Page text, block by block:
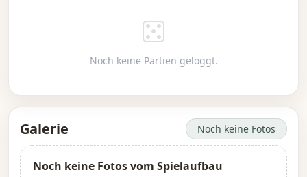
Noch keine Partien geloggt.
Galerie Noch keine Fotos
Noch keine Fotos vom Spielaufbau